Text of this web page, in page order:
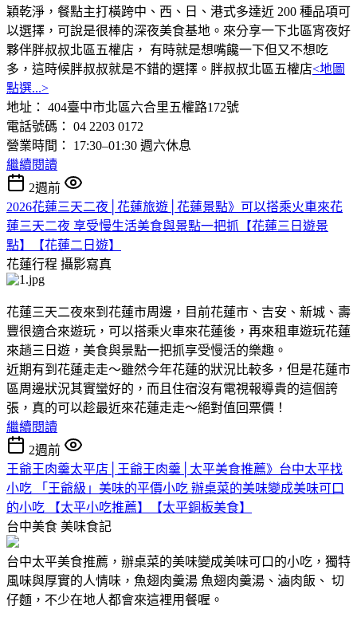
穎乾淨，餐點主打橫跨中、西、日、港式多達近 200 種品項可
以選擇，可說是很棒的深夜美食基地。來分享一下北區宵夜好
夥伴胖叔叔北區五權店， 有時就是想嘴饞一下但又不想吃
多，這時候胖叔叔就是不錯的選擇。胖叔叔北區五權店<地圖
點選...>
地址： 404臺中市北區六合里五權路172號
電話號碼： 04 2203 0172
營業時間： 17:30–01:30 週六休息
繼續閱讀
2週前
2026花蓮三天二夜│花蓮旅遊│花蓮景點》可以搭乘火車來花
蓮三天二夜 享受慢生活美食與景點一把抓【花蓮三日遊景
點】【花蓮二日遊】
花蓮行程 攝影寫真
花蓮三天二夜來到花蓮市周邊，目前花蓮市、吉安、新城、壽
豐很適合來遊玩，可以搭乘火車來花蓮後，再來租車遊玩花蓮
來趟三日遊，美食與景點一把抓享受慢活的樂趣。
近期有到花蓮走走～雖然今年花蓮的狀況比較多，但是花蓮市
區周邊狀況其實蠻好的，而且住宿沒有電視報導貴的這個誇
張，真的可以趁最近來花蓮走走～絕對值回票價！
繼續閱讀
2週前
王爺王肉羹太平店│王爺王肉羹│太平美食推薦》台中太平找
小吃 「王爺級」美味的平價小吃 辦桌菜的美味變成美味可口
的小吃 【太平小吃推薦】【太平銅板美食】
台中美食 美味食記
台中太平美食推薦，辦桌菜的美味變成美味可口的小吃，獨特
風味與厚實的人情味，魚翅肉羹湯 魚翅肉羹湯、滷肉飯、 切
仔麵，不少在地人都會來這裡用餐喔。